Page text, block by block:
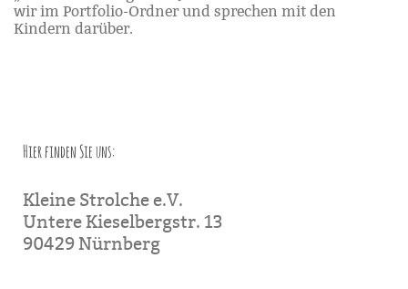
wir im Portfolio-Ordner und sprechen mit den
Kindern darüber.
Hier finden Sie uns:
Kleine Strolche e.V.
Untere Kieselbergstr. 13
90429 Nürnberg